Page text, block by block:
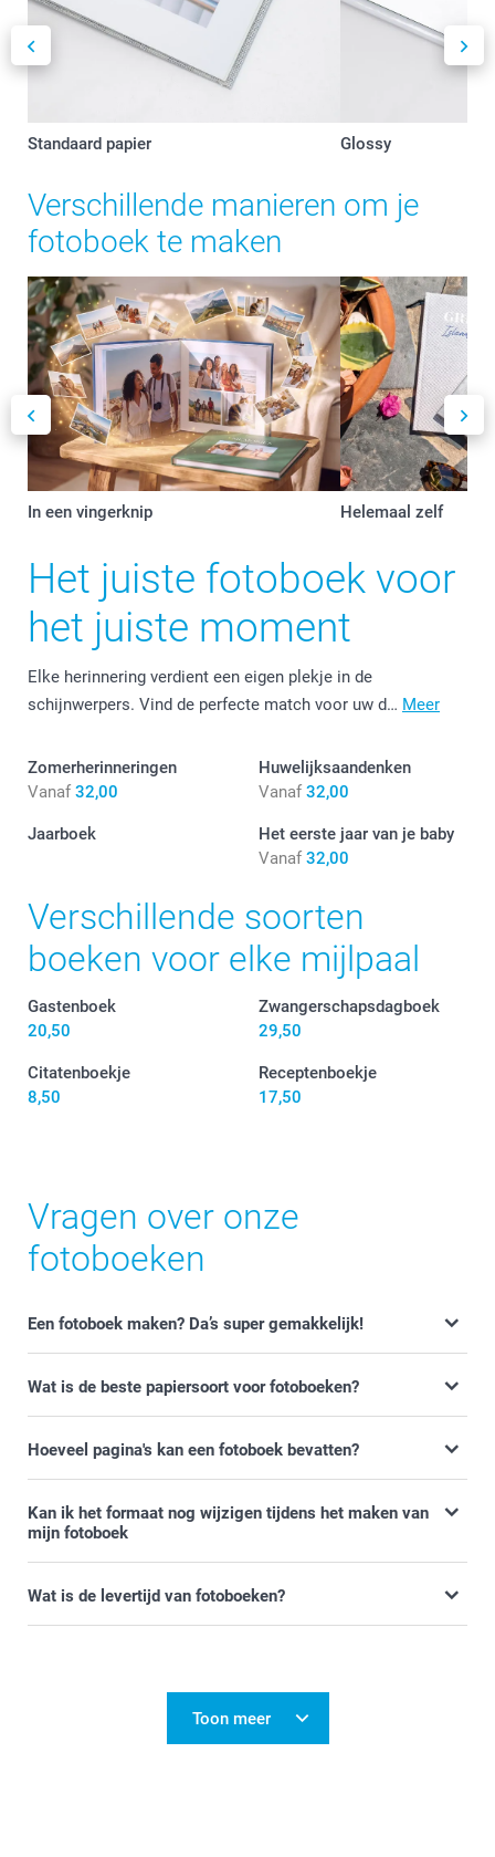
Standaard papier Glossy
Verschillende manieren om je
fotoboek te maken
In een vingerknip Helemaal zelf
Het juiste fotoboek voor
het juiste moment
Elke herinnering verdient een eigen plekje in de
schijnwerpers. Vind de perfecte match voor uw d… Meer
Zomerherinneringen
Vanaf 32,00
Huwelijksaandenken
Vanaf 32,00
Jaarboek
Het eerste jaar van je baby
Vanaf 32,00
Verschillende soorten
boeken voor elke mijlpaal
Gastenboek
20,50
Zwangerschapsdagboek
29,50
Citatenboekje
8,50
Receptenboekje
17,50
Vragen over onze
fotoboeken
Een fotoboek maken? Da’s super gemakkelijk!
Wat is de beste papiersoort voor fotoboeken?
Hoeveel pagina's kan een fotoboek bevatten?
Kan ik het formaat nog wijzigen tijdens het maken van
mijn fotoboek
Wat is de levertijd van fotoboeken?
Toon meer